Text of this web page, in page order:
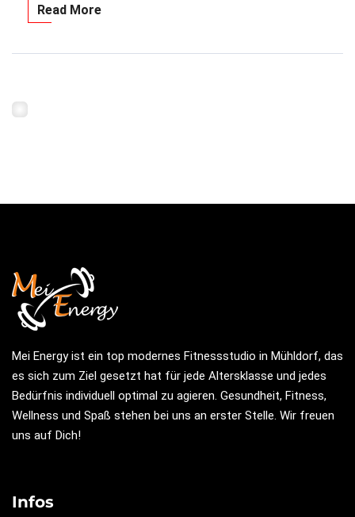
Read More
Mei Energy ist ein top modernes Fitnessstudio in Mühldorf, das
es sich zum Ziel gesetzt hat für jede Altersklasse und jedes
Bedürfnis individuell optimal zu agieren. Gesundheit, Fitness,
Wellness und Spaß stehen bei uns an erster Stelle. Wir freuen
uns auf Dich!
Infos